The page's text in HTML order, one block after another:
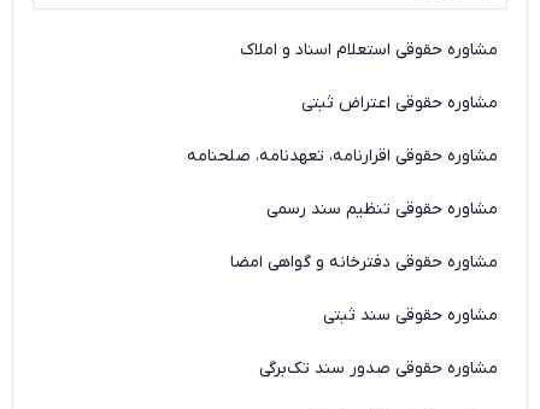
مشاوره حقوقی استعلام اسناد و املاک
مشاوره حقوقی اعتراض ثبتی
مشاوره حقوقی اقرارنامه، تعهدنامه، صلحنامه
مشاوره حقوقی تنظیم سند رسمی
مشاوره حقوقی دفترخانه و گواهی امضا
مشاوره حقوقی سند ثبتی
مشاوره حقوقی صدور سند تک‌برگی